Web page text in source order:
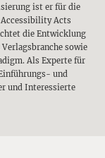
ist er für die
Accessibility Acts
die Entwicklung
sowie
Als Experte für
und
und Interessierte